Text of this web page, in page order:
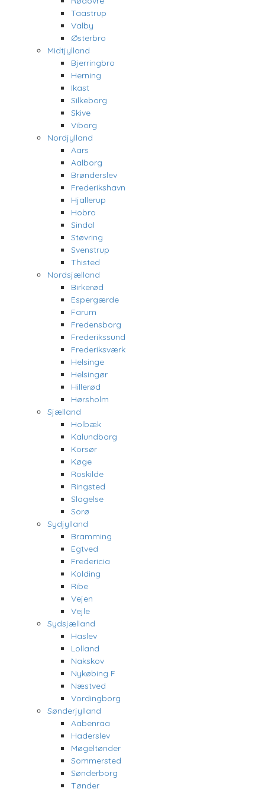
Taastrup
Valby
Østerbro
Midtjylland
Bjerringbro
Herning
Ikast
Silkeborg
Skive
Viborg
Nordjylland
Aars
Aalborg
Brønderslev
Frederikshavn
Hjallerup
Hobro
Sindal
Støvring
Svenstrup
Thisted
Nordsjælland
Birkerød
Espergærde
Farum
Fredensborg
Frederikssund
Frederiksværk
Helsinge
Helsingør
Hillerød
Hørsholm
Sjælland
Holbæk
Kalundborg
Korsør
Køge
Roskilde
Ringsted
Slagelse
Sorø
Sydjylland
Bramming
Egtved
Fredericia
Kolding
Ribe
Vejen
Vejle
Sydsjælland
Haslev
Lolland
Nakskov
Nykøbing F
Næstved
Vordingborg
Sønderjylland
Aabenraa
Haderslev
Møgeltønder
Sommersted
Sønderborg
Tønder